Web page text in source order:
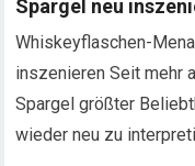
Spargel neu
Whiskeyflaschen-
inszenieren Seit mehr
Spargel größter
wieder neu zu